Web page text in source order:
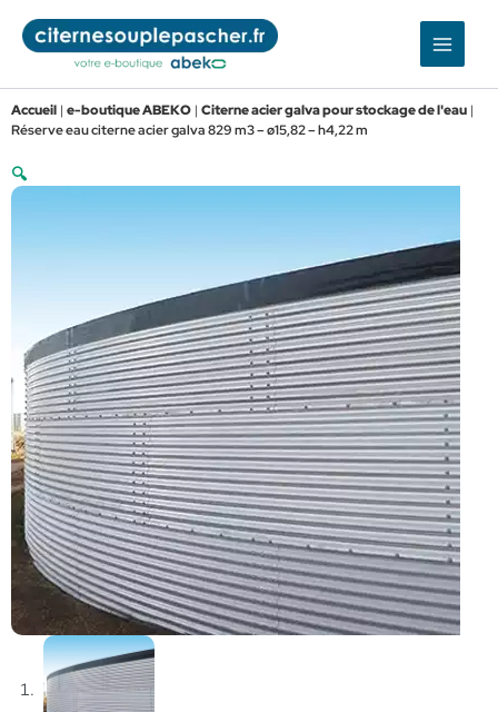
contenu
Accueil | e-boutique ABEKO | Citerne acier galva pour stockage de l'eau |
Réserve eau citerne acier galva 829 m3 – ø15,82 – h4,22 m
🔍